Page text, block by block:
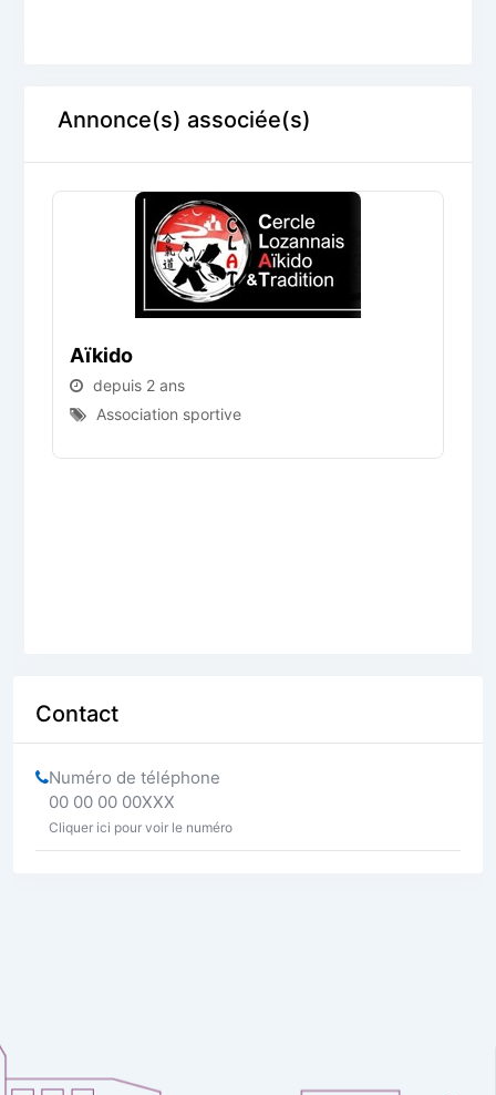
Annonce(s) associée(s)
Aïkido
depuis 2 ans
Association sportive
Contact
Numéro de téléphone
00 00 00 00XXX
Cliquer ici pour voir le numéro